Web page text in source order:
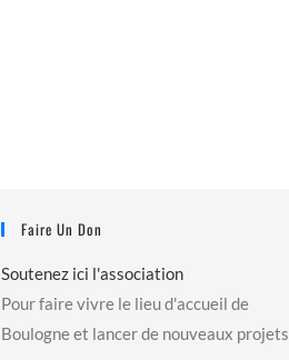
Faire Un Don
Soutenez ici l'association
Pour faire vivre le lieu d'accueil de
Boulogne et lancer de nouveaux projets